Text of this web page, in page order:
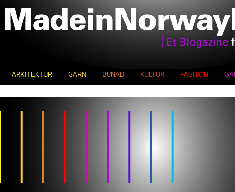
ARKITEKTUR GARN BUNAD KULTUR FASHION